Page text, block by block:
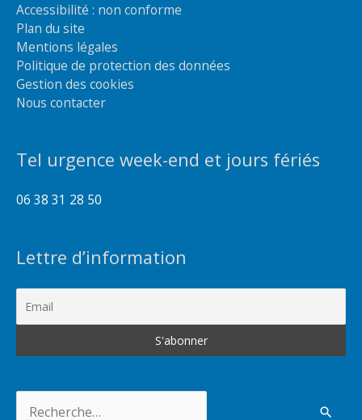
Accessibilité : non conforme
Plan du site
Mentions légales
Politique de protection des données
Gestion des cookies
Nous contacter
Tel urgence week-end et jours fériés
06 38 31 28 50
Lettre d’information